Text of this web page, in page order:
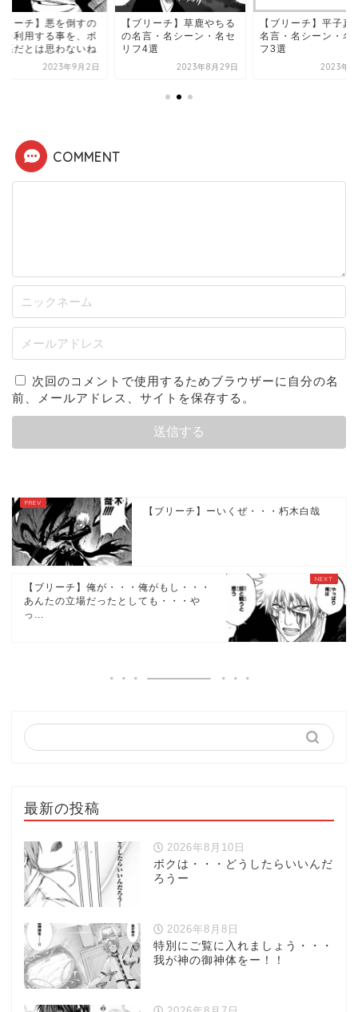
リーチ】悪を倒すの
を利用する事を、ボ
悪だとは思わないね
2023年9月2日
【ブリーチ】草鹿やちる
の名言・名シーン・名セ
リフ4選
2023年8月29日
【ブリーチ】平子真
名言・名シーン・名
フ3選
2023年9
COMMENT
次回のコメントで使用するためブラウザーに自分の名
前、メールアドレス、サイトを保存する。
【ブリーチ】ーいくぜ・・・朽木白哉
【ブリーチ】俺が・・・俺がもし・・・
あんたの立場だったとしても・・・や
っ...
最新の投稿
2026年8月10日
ボクは・・・どうしたらいいんだ
ろうー
2026年8月8日
特別にご覧に入れましょう・・・
我が神の御神体をー！！